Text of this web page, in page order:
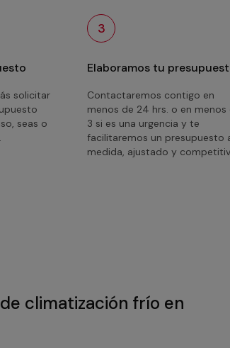
solicitar
seas o
3
Elaboramos tu
Contactaremos contigo en
menos de 24 hrs. o en menos
3 si es una urgencia y te
facilitaremos un presupuesto
medida, ajustado y
climatización frío en